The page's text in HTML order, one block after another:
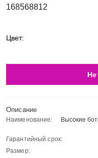
168568812
Цвет:
Описание
Наименование:
Высокие
Гарантийный срок:
Размер: